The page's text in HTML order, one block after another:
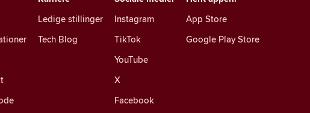
Instagram
TikTok
YouTube
X
Facebook
Ledige stillinger
Tech Blog
App Store
Google Play Store